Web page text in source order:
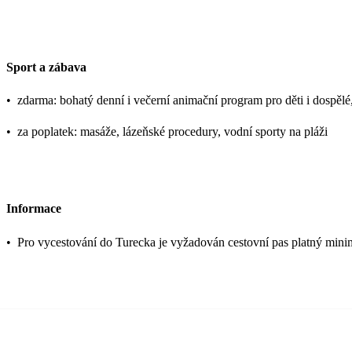
Sport a zábava
• zdarma: bohatý denní i večerní animační program pro děti i
• za poplatek: masáže, lázeňské procedury, vodní sporty na pláži
Informace
• Pro vycestování do Turecka je vyžadován cestovní pas platný